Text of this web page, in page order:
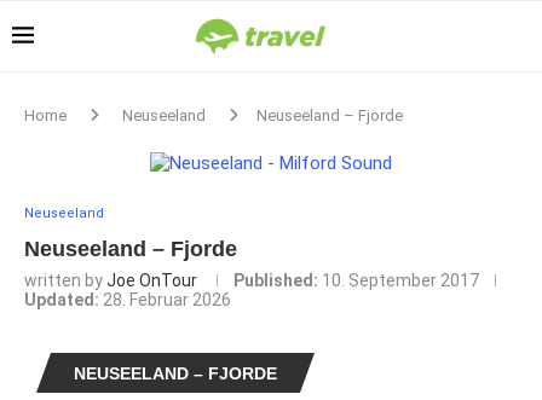
Home Neuseeland Neuseeland – Fjorde
Neuseeland
Neuseeland – Fjorde
written byJoe OnTour Published: 10. September 2017
Updated: 28. Februar 2026
NEUSEELAND – FJORDE